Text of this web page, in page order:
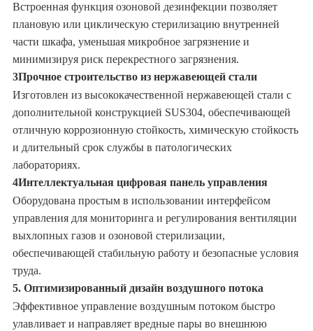
Встроенная функция озоновой дезинфекции позволяет
плановую или циклическую стерилизацию внутренней
части шкафа, уменьшая микробное загрязнение и
минимизируя риск перекрестного загрязнения.
3Прочное строительство из нержавеющей стали
Изготовлен из высококачественной нержавеющей стали с
дополнительной конструкцией SUS304, обеспечивающей
отличную коррозионную стойкость, химическую стойкость
и длительный срок службы в патологических
лабораториях.
4Интеллектуальная цифровая панель управления
Оборудована простым в использовании интерфейсом
управления для мониторинга и регулирования вентиляции
выхлопных газов и озоновой стерилизации,
обеспечивающей стабильную работу и безопасные условия
труда.
5. Оптимизированный дизайн воздушного потока
Эффективное управление воздушным потоком быстро
улавливает и направляет вредные пары во внешнюю